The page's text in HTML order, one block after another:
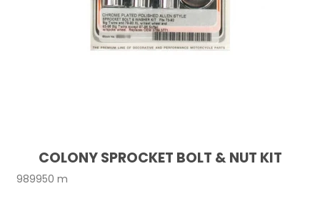
COLONY SPROCKET BOLT & NUT KIT
989950 m